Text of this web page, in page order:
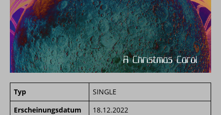
Typ
SINGLE
Erscheinungsdatum
18.12.2022